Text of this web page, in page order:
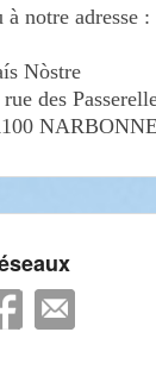
à notre adresse :
Nòstre
des
NARBONNE